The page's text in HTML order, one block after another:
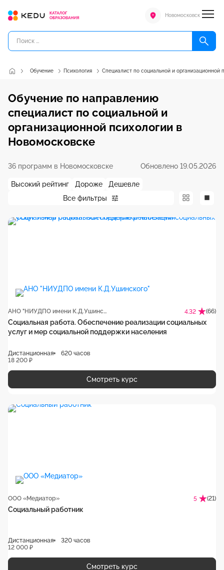
Новомосковск
Обучение Психология Специалист по социальной и организационной
Обучение по направлению
специалист по социальной и
организационной психологии в
Новомосковске
36 программ в Новомосковске Обновлено 19.05.2026
Все фильтры
Высокий рейтинг Дороже Дешевле
АНО "НИУДПО имени К.Д.Ушинского" 4.32 (66)
Социальная работа. Обеспечение реализации социальных
услуг и мер социальной поддержки населения
Дистанционная
620 часов
18 200 ₽
Смотреть курс
ООО «Медиатор» 5 (21)
Социальный работник
Дистанционная
320 часов
12 000 ₽
Смотреть курс